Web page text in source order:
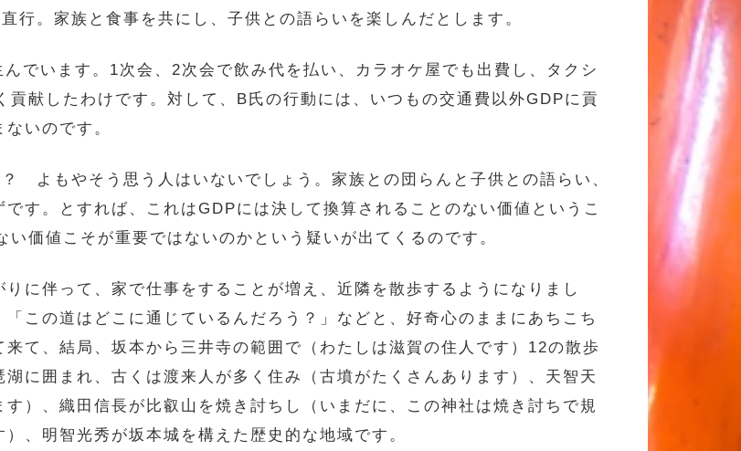
行。家族と食事を共にし、子供との語らいを楽しんだとします。
でいます。1次会、2次会で飲み代を払い、カラオケ屋でも出費し、タクシ
献したわけです。対して、B氏の行動には、いつもの交通費以外GDPに貢
いのです。
よもやそう思う人はいないでしょう。家族との団らんと子供との語らい、
す。とすれば、これはGDPには決して換算されることのない価値というこ
価値こそが重要ではないのかという疑いが出てくるのです。
に伴って、家で仕事をすることが増え、近隣を散歩するようになりまし
この道はどこに通じているんだろう？」などと、好奇心のままにあちこち
て、結局、坂本から三井寺の範囲で（わたしは滋賀の住人です）12の散歩
に囲まれ、古くは渡来人が多く住み（古墳がたくさんあります）、天智天
）、織田信長が比叡山を焼き討ちし（いまだに、この神社は焼き討ちで規
、明智光秀が坂本城を構えた歴史的な地域です。